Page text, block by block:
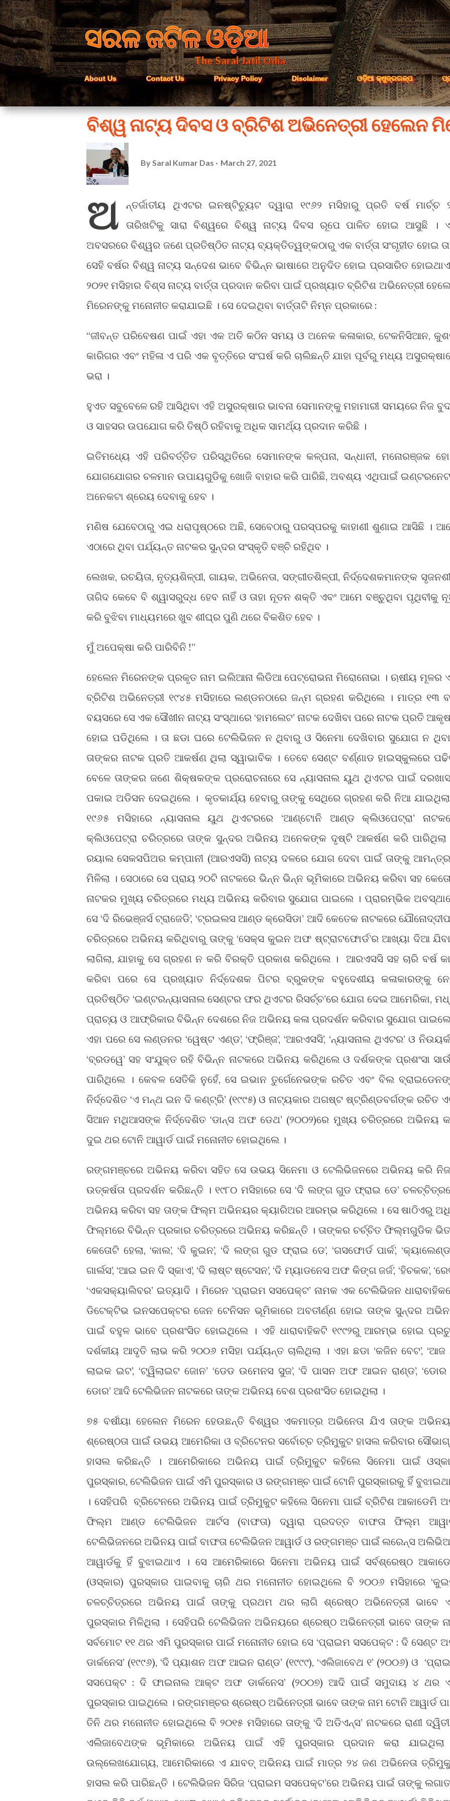
Skip to main content
ସରଳ ଜଟିଳ ଓଡ଼ିଆ
The Saral Jatil Odia
About Us Contact Us Privacy Policy Disclaimer ଓଡ଼ିଆ କ୍ଷୁଦ୍ରଗଳ୍ପ
ବିଶ୍ୱ ନାଟ୍ୟ ଦିବସ ଓ ବ୍ରିଟିଶ ଅଭିନେତ୍ରୀ ହେଲେନ
By Saral Kumar Das March 27, 2021
ଅ
ନ୍ତର୍ଜାତୀୟ ଥିଏଟର ଇନଷ୍ଟିଚ୍ୟୁଟ ଦ୍ୱାରା ୧୯୬୨ ମସିହାରୁ ପ୍ରତି ବର୍ଷ ମାର୍ଚ୍ଚ
ତାରିଖଟିକୁ ସାରା ବିଶ୍ୱରେ ବିଶ୍ୱ ନାଟ୍ୟ ଦିବସ ରୂପେ ପାଳିତ ହୋଇ ଆସୁଛି ।
ଅବସରରେ ବିଶ୍ୱର ଜଣେ ପ୍ରତିଷ୍ଠିତ ନାଟ୍ୟ ବ୍ୟକ୍ତିତ୍ୱଙ୍କଠାରୁ ଏକ ବାର୍ତ୍ତା ସଂଗୃହୀତ ହୋଇ
ସେହି ବର୍ଷର ବିଶ୍ୱ ନାଟ୍ୟ ସନ୍ଦେଶ ଭାବେ ବିଭିନ୍ନ ଭାଷାରେ ଅନୁଦିତ ହୋଇ ପ୍ରସାରିତ
୨୦୨୧ ମସିହାର ବିଶ୍ସ ନାଟ୍ୟ ବାର୍ତ୍ତା ପ୍ରଦାନ କରିବା ପାଇଁ ପ୍ରଖ୍ୟାତ ବ୍ରିଟିଶ ଅଭିନେତ୍ରୀ
ମିରେନଙ୍କୁ ମନୋନୀତ କରାଯାଇଛି । ସେ ଦେଇଥିବା ବାର୍ତ୍ତାଟି ନିମ୍ନ ପ୍ରକାରେ :
“ଜୀବନ୍ତ ପରିବେଷଣ ପାଇଁ ଏହା ଏକ ଅତି କଠିନ ସମୟ ଓ ଅନେକ କଳାକାର, ଟେକନିସିଆନ,
କାରିଗର ଏବଂ ମହିଳା ଏ ପରି ଏକ ବୃତ୍ତିରେ ସଂଘର୍ଷ କରି ଚାଲିଛନ୍ତି ଯାହା ପୂର୍ବରୁ ମଧ୍ୟ
ଭରା ।
ହୁଏତ ସବୁବେଳେ ରହି ଆସିଥିବା ଏହି ଅସୁରକ୍ଷାର ଭାବନା ସେମାନଙ୍କୁ ମହାମାରୀ ସମୟରେ ନିଜ
ଓ ସାହସର ଉପଯୋଗ କରି ତିଷ୍ଠି ରହିବାକୁ ଅଧିକ ସାମର୍ଥ୍ୟ ପ୍ରଦାନ କରିଛି ।
ଇତିମଧ୍ୟେ ଏହି ପରିବର୍ତ୍ତିତ ପରିସ୍ଥିତିରେ ସେମାନଙ୍କ କଳ୍ପନା, ସନ୍ଧାନୀ, ମନୋରଞ୍ଜକ
ଯୋଗଯୋଗର ଚଳମାନ ଉପାୟଗୁଡିକୁ ଖୋଜି ବାହାର କରି ପାରିଛି, ଅବଶ୍ୟ ଏଥିପାଇଁ
ଅନେକଟା ଶ୍ରେୟ ଦେବାକୁ ହେବ ।
ମଣିଷ ଯେବେଠାରୁ ଏଇ ଧରାପୃଷ୍ଠରେ ଅଛି, ସେବେଠାରୁ ପରସ୍ପରକୁ କାହାଣୀ ଶୁଣାଇ ଆସିଛି ।
ଏଠାରେ ଥିବା ପର୍ଯ୍ୟନ୍ତ ନାଟକର ସୁନ୍ଦର ସଂସ୍କୃତି ବଞ୍ଚି ରହିଥିବ ।
ଲେଖକ, ରଚୟିତା, ନୃତ୍ୟଶିଳ୍ପୀ, ଗାୟକ, ଅଭିନେତା, ସଙ୍ଗୀତଶିଳ୍ପୀ, ନିର୍ଦ୍ଦେଶକମାନଙ୍କ
ତାଗିଦ କେବେ ବି ଶ୍ୱାସରୁଦ୍ଧ ହେବ ନାହିଁ ଓ ତାହା ନୂତନ ଶକ୍ତି ଏବଂ ଆମେ ବଞ୍ଚୁଥିବା ପୃଥିବୀକୁ
କରି ବୁଝିବା ମାଧ୍ୟମରେ ଖୁବ ଶୀଘ୍ର ପୁଣି ଥରେ ବିକଶିତ ହେବ ।
ମୁଁ ଅପେକ୍ଷା କରି ପାରିବିନି !”
ହେଲେନ ମିରେନଙ୍କ ପ୍ରକୃତ ନାମ ଇଲିଆନା ଲିଡିଆ ପେଟ୍ରୋଭନା ମିରୋନୋଭା । ଋଷୀୟ ମୂଳର
ବ୍ରିଟିଶ ଅଭିନେତ୍ରୀ ୧୯୪୫ ମସିହାରେ ଲଣ୍ଡନଠାରେ ଜନ୍ମ ଗ୍ରହଣ କରିଥିଲେ । ମାତ୍ର ୧୩
ବୟସରେ ସେ ଏକ ସୌଖୀନ ନାଟ୍ୟ ସଂସ୍ଥାରେ ‘ହାମଲେଟ’ ନାଟକ ଦେଖିବା ପରେ ନାଟକ ପ୍ରତି
ହୋଇ ପଡିଥିଲେ । ତା ଛଡା ଘରେ ଟେଲିଭିଜନ ନ ଥିବାରୁ ଓ ସିନେମା ଦେଖିବାର ସୁଯୋଗ ନ
ତାଙ୍କର ନାଟକ ପ୍ରତି ଆକର୍ଷଣ ଥିଲା ସ୍ୱାଭାବିକ । ତେବେ ସେଣ୍ଟ ବର୍ଣ୍ଣାଡ ହାଇସ୍କୁଲରେ
ବେଳେ ତାଙ୍କର ଜଣେ ଶିକ୍ଷକଙ୍କ ପ୍ରରୋଚନାରେ ସେ ନ୍ୟାସନାଲ ୟୁଥ ଥିଏଟର ପାଇଁ
ପକାଇ ଅଡିସନ ଦେଇଥିଲେ । କୃତକାର୍ଯ୍ୟ ହେବାରୁ ତାଙ୍କୁ ସେଥିରେ ଗ୍ରହଣ କରି ନିଆ
୧୯୬୫ ମସିହାରେ ନ୍ୟାସନାଲ ୟୁଥ ଥିଏଟରରେ ‘ଆଣ୍ଟୋନି ଆଣ୍ଡ କ୍ଲିଓପେଟ୍ରା’
କ୍ଲିଓପେଟ୍ରା ଚରିତ୍ରରେ ତାଙ୍କ ସୁନ୍ଦର ଅଭିନୟ ଅନେକଙ୍କ ଦୃଷ୍ଟି ଆକର୍ଷଣ କରି ପାରିଥିଲା
ରୟାଲ ସେକସପିଅର କମ୍ପାନୀ (ଆରଏସସି) ନାଟ୍ୟ ଦଳରେ ଯୋଗ ଦେବା ପାଇଁ ତାଙ୍କୁ
ମିଳିଲା । ସେଠାରେ ସେ ପ୍ରାୟ ୨୦ଟି ନାଟକରେ ଭିନ୍ନ ଭିନ୍ନ ଭୂମିକାରେ ଅଭିନୟ କରିବା ସହ
ନାଟକର ମୁଖ୍ୟ ଚରିତ୍ରରେ ମଧ୍ୟ ଅଭିନୟ କରିବାର ସୁଯୋଗ ପାଇଲେ । ପ୍ରାରମ୍ଭିକ
ସେ ‘ଦି ରିଭେଞ୍ଜର୍ସ ଟ୍ରାଜେଡି’, ‘ଟ୍ରଇଲସ ଆଣ୍ଡ କ୍ରେସିଡା’ ଆଦି କେତେକ ନାଟକରେ
ଚରିତ୍ରରେ ଅଭିନୟ କରିଥିବାରୁ ତାଙ୍କୁ ‘ସେକ୍ସ କୁଇନ ଅଫ ଷ୍ଟ୍ରାଟଫୋର୍ଡ’ର ଆଖ୍ୟା ଦିଆ
ଲାଗିଲା, ଯାହାକୁ ସେ ଗ୍ରହଣ ନ କରି ବିରକ୍ତି ପ୍ରକାଶ କରିଥିଲେ । ଆରଏସସି ସହ ଚାରି ବର୍ଷ
କରିବା ପରେ ସେ ପ୍ରଖ୍ୟାତ ନିର୍ଦ୍ଦେଶକ ପିଟର ବ୍ରୁକଙ୍କ ବହୁଦେଶୀୟ କଳାକାରଙ୍କୁ
ପ୍ରତିଷ୍ଠିତ ‘ଇଣ୍ଟରନ୍ୟାସନାଲ ସେଣ୍ଟର ଫର ଥିଏଟର ରିସର୍ଚ୍ଚ’ରେ ଯୋଗ ଦେଇ ଆମେରିକା,
ପ୍ରାଚ୍ୟ ଓ ଆଫ୍ରିକାର ବିଭିନ୍ନ ଦେଶରେ ନିଜ ଅଭିନୟ କଳା ପ୍ରଦର୍ଶନ କରିବାର ସୁଯୋଗ
ଏହା ପରେ ସେ ଲଣ୍ଡନର ‘ୱେଷ୍ଟ ଏଣ୍ଡ’, ‘ଫ୍ରିଞ୍ଜ’, ‘ଆରଏସସି’, ‘ନ୍ୟାସନାଲ ଥିଏଟର’ ଓ
‘ବ୍ରଡୱେ’ ସହ ସଂଯୁକ୍ତ ରହି ବିଭିନ୍ନ ନାଟକରେ ଅଭିନୟ କରିଥିଲେ ଓ ଦର୍ଶକଙ୍କ ପ୍ରଶଂସା
ପାରିଥିଲେ । କେବଳ ସେତିକି ନୁହେଁ, ସେ ଇଭାନ ତୁର୍ଗେନେଭଙ୍କ ରଚିତ ଏବଂ ବିଲ
ନିର୍ଦ୍ଦେଶିତ ‘ଏ ମନ୍ଥ ଇନ ଦି କଣ୍ଟ୍ରି’ (୧୯୯୫) ଓ ନାଟ୍ୟକାର ଅଗଷ୍ଟ ଷ୍ଟ୍ରିଣ୍ଡବର୍ଗଙ୍କ ରଚିତ
ସିଆନ ମଥିଆସଙ୍କ ନିର୍ଦ୍ଦେଶିତ ‘ଡାନ୍ସ ଅଫ ଡେଥ’ (୨୦୦୨)ରେ ମୁଖ୍ୟ ଚରିତ୍ରରେ ଅଭିନୟ
ଦୁଇ ଥର ଟୋନି ଆୱାର୍ଡ ପାଇଁ ମନୋନୀତ ହୋଇଥିଲେ ।
ରଙ୍ଗମଞ୍ଚରେ ଅଭିନୟ କରିବା ସହିତ ସେ ଉଭୟ ସିନେମା ଓ ଟେଲିଭିଜନରେ ଅଭିନୟ କରି
ଉତ୍କର୍ଷତା ପ୍ରଦର୍ଶନ କରିଛନ୍ତି । ୧୯୮୦ ମସିହାରେ ସେ ‘ଦି ଲଙ୍ଗ ଗୁଡ ଫ୍ରାଇ ଡେ’
ଅଭିନୟ କରିବା ସହ ତାଙ୍କ ଫିଲ୍ମ ଅଭିନୟର କ୍ୟାରିଅର ଆରମ୍ଭ କରିଥିଲେ । ସେ ଷାଠିଏରୁ
ଫିଲ୍ମରେ ବିଭିନ୍ନ ପ୍ରକାର ଚରିତ୍ରରେ ଅଭିନୟ କରିଛନ୍ତି । ତାଙ୍କର ଚର୍ଚ୍ଚିତ ଫିଲ୍ମଗୁଡିକ
କେତୋଟି ହେଲା, ‘କାଲ’, ‘ଦି କୁଇନ’, ‘ଦି ଲଙ୍ଗ ଗୁଡ ଫ୍ରାଇ ଡେ’, ‘ଗସଫୋର୍ଡ ପାର୍କ’,
ଗାର୍ଲସ’, ‘ଆଇ ଇନ ଦି ସ୍କାଏ’, ‘ଦି ଲାଷ୍ଟ ଷ୍ଟେସନ’, ‘ଦି ମ୍ୟାଡନେସ ଅଫ କିଙ୍ଗ ଜର୍ଜ’, ‘ହିଚକକ’,
‘ଏକସକ୍ୟାଲିବର’ ଇତ୍ୟାଦି । ମିରେନ ‘ପ୍ରାଇମ ସସପେକ୍ଟ’ ନାମକ ଏକ ଟେଲିଭିଜନ
ଡିଟେକ୍ଟିଭ ଇନସପେକ୍ଟର ଜେନ ଟେନିସନ ଭୂମିକାରେ ଅବତୀର୍ଣ୍ଣ ହୋଇ ତାଙ୍କ ସୁନ୍ଦର
ପାଇଁ ବହୁଳ ଭାବେ ପ୍ରଶଂସିତ ହୋଇଥିଲେ । ଏହି ଧାରାବାହିକଟି ୧୯୯୨ରୁ ଆରମ୍ଭ ହୋଇ
ଦର୍ଶକୀୟ ଆଦୃତି ଲାଭ କରି ୨୦୦୬ ମସିହା ପର୍ଯ୍ୟନ୍ତ ଚାଲିଥିଲା । ଏହା ଛଡା ‘କଜିନ ବେଟ’,
ଲାଇକ ଇଟ’, ‘ଟ୍ୱିଲାଇଟ ଜୋନ’ ‘ଡେଡ ଉମେନସ ସୁଜ’, ‘ଦି ପାସନ ଅଫ ଆଇନ ରାଣ୍ଡ’,
ଡୋର’ ଆଦି ଟେଲିଭିଜନ ନାଟକରେ ତାଙ୍କ ଅଭିନୟ ବେଶ ପ୍ରଶଂସିତ ହୋଇଥିଲା ।
୭୫ ବର୍ଷୀୟା ହେଲେନ ମିରେନ ହେଉଛନ୍ତି ବିଶ୍ୱର ଏକମାତ୍ର ଅଭିନେତା ଯିଏ ତାଙ୍କ
ଶ୍ରେଷ୍ଠତା ପାଇଁ ଉଭୟ ଆମେରିକା ଓ ବ୍ରିଟେନର ସର୍ବୋଚ୍ଚ ତ୍ରିମୁକୁଟ ହାସଲ କରିବାର
ହାସଲ କରିଛନ୍ତି । ଆମେରିକାରେ ଅଭିନୟ ପାଇଁ ତ୍ରିମୁକୁଟ କହିଲେ ସିନେମା ପାଇଁ
ପୁରସ୍କାର, ଟେଲିଭିଜନ ପାଇଁ ଏମି ପୁରସ୍କାର ଓ ରଙ୍ଗମଞ୍ଚ ପାଇଁ ଟୋନି ପୁରସ୍କାରକୁ ହିଁ
। ସେହିପରି ବ୍ରିଟେନରେ ଅଭିନୟ ପାଇଁ ତ୍ରିମୁକୁଟ କହିଲେ ସିନେମା ପାଇଁ ବ୍ରିଟିଶ ଆକାଡେମି
ଫିଲ୍ମ ଆଣ୍ଡ ଟେଲିଭିଜନ ଆର୍ଟସ (ବାଫତା) ଦ୍ୱାରା ପ୍ରଦତ୍ତ ବାଫତା ଫିଲ୍ମ
ଟେଲିଭିଜନରେ ଅଭିନୟ ପାଇଁ ବାଫତା ଟେଲିଭିଜନ ଆୱାର୍ଡ ଓ ରଙ୍ଗମଞ୍ଚ ପାଇଁ ଲରେନ୍ସ
ଆୱାର୍ଡକୁ ହିଁ ବୁଝାଇଥାଏ । ସେ ଆମେରିକାରେ ସିନେମା ଅଭିନୟ ପାଇଁ ସର୍ବଶ୍ରେଷ୍ଠ
(ଓସ୍କାର) ପୁରସ୍କାର ପାଇବାକୁ ଚାରି ଥର ମନୋନୀତ ହୋଇଥିଲେ ବି ୨୦୦୬ ମସିହାରେ
ଚଳଚ୍ଚିତ୍ରରେ ଅଭିନୟ ପାଇଁ ତାଙ୍କୁ ପ୍ରଥମ ଥର ଲାଗି ଶ୍ରେଷ୍ଠ ଅଭିନେତ୍ରୀ ଭାବେ
ପୁରସ୍କାର ମିଳିଥିଲା । ସେହିପରି ଟେଲିଭିଜନ ଅଭିନୟରେ ଶ୍ରେଷ୍ଠ ଅଭିନେତ୍ରୀ ଭାବେ ତାଙ୍କ
ସର୍ବମୋଟ ୧୧ ଥର ଏମି ପୁରସ୍କାର ପାଇଁ ମନୋନୀତ ହୋଇ ସେ ‘ପ୍ରାଇମ ସସପେକ୍ଟ : ଦି ସେଣ୍ଟ
ଡାର୍କନେସ’ (୧୯୯୬), ‘ଦି ପ୍ୟାଶନ ଅଫ ଆଇନ ରାଣ୍ଡ’ (୧୯୯୯), ‘ଏଲିଜାବେଥ ୧’ (୨୦୦୬) ଓ
ସସପେକ୍ଟ : ଦି ଫାଇନାଲ ଆକ୍ଟ ଅଫ ଡାର୍କନେସ’ (୨୦୦୭) ଆଦି ପାଇଁ ସମୁଦାୟ ୪ ଥର
ପୁରସ୍କାର ପାଇଥିଲେ । ରଙ୍ଗମଞ୍ଚର ଶ୍ରେଷ୍ଠ ଅଭିନେତ୍ରୀ ଭାବେ ତାଙ୍କ ନାମ ଟୋନି ଆୱାର୍ଡ
ତିନି ଥର ମନୋନୀତ ହୋଇଥିଲେ ବି ୨୦୧୫ ମସିହାରେ ତାଙ୍କୁ ‘ଦି ଅଡିଏନ୍ସ’ ନାଟକରେ ରାଣୀ
ଏଲିଜାବେଥଙ୍କ ଭୂମିକାରେ ଅଭିନୟ ପାଇଁ ଏହି ପୁରସ୍କାର ପ୍ରଦାନ କରା ଯାଇଥିଲା
ଉଲ୍ଲେଖଯୋଗ୍ୟ, ଆମେରିକାରେ ଏ ଯାବତ୍ ଅଭିନୟ ପାଇଁ ମାତ୍ର ୨୪ ଜଣ ଅଭିନେତା
ହାସଲ କରି ପାରିଛନ୍ତି । ଟେଲିଭିଜନ ସିରିଜ ‘ପ୍ରାଇମ ସସପେକ୍ଟ’ରେ ଅଭିନୟ ପାଇଁ ତାଙ୍କୁ